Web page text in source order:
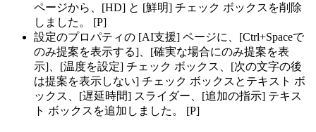
ページから、[HD] と [鮮明] チェック ボックスを削除
しました。 [P]
設定のプロパティの [AI支援] ページに、[Ctrl+Spaceで
のみ提案を表示する]、[確実な場合にのみ提案を表
示]、[温度を設定] チェック ボックス、[次の文字の後
は提案を表示しない] チェック ボックスとテキスト ボ
ックス、[遅延時間] スライダー、[追加の指示] テキス
ト ボックスを追加しました。 [P]